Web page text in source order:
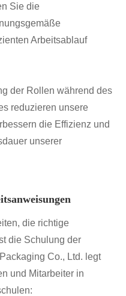
Sie die
Arbeitsablauf
der Rollen während des
reduzieren unsere
die Effizienz und
unserer
die richtige
die Schulung der
Co., Ltd. legt
und Mitarbeiter in